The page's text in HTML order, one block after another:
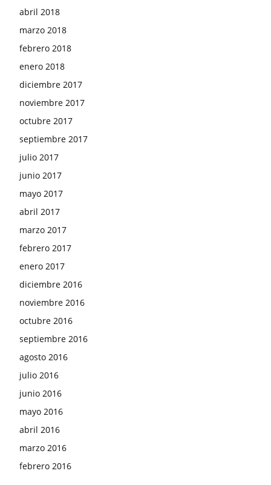
abril 2018
marzo 2018
febrero 2018
enero 2018
diciembre 2017
noviembre 2017
octubre 2017
septiembre 2017
julio 2017
junio 2017
mayo 2017
abril 2017
marzo 2017
febrero 2017
enero 2017
diciembre 2016
noviembre 2016
octubre 2016
septiembre 2016
agosto 2016
julio 2016
junio 2016
mayo 2016
abril 2016
marzo 2016
febrero 2016